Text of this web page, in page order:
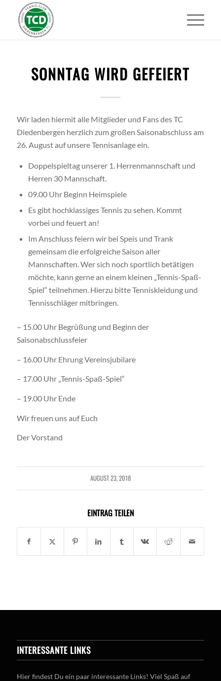
SONNTAG WIRD GEFEIERT
Wir laden hiermit alle Mitglieder und Fans des TC
Diedenbergen herzlich zum großen Saisonabschluss am
26. August auf unsere Tennisanlage ein.
Doppelspieltag unserer 1. Herrenmannschaft und
Herren 30 Mannschaft.
09.00 Uhr Beginn Heimspiele
Es gibt hochklassiges Tennis zu sehen. Kommt
vorbei und feuert an!
Im Anschluss feiern wir bei Speis und Trank
gemeinsam die erfolgreiche Saison aller
Mannschaften. Wer sich noch sportlich betätigen
möchte, kann gerne an einem kleinen „Tennis-Spaß-
Spiel“ teilnehmen. Hierzu bitte Tenniskleidung und
Tennisschläger mitbringen.
– 15.00 Uhr Begrüßung und Beginn der
Saisonabschlussfeier
– 16.00 Uhr Ehrung Vereinsjubilare
– 17.00 Uhr „Tennis-Spaß-Spiel“
– 19.00 Uhr Ende
Wir freuen uns auf Euch
Der Vorstand
AUGUST 23, 2018
EINTRAG TEILEN
INTERESSANTE LINKS
Hier findest Du ein paar interessante Links! Viel Spaß auf